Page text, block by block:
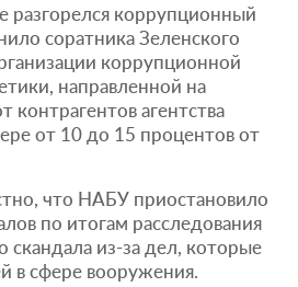
разгорелся коррупционный
соратника Зеленского
коррупционной
направленной на
контрагентов агентства
от 10 до 15 процентов от
что НАБУ приостановило
по итогам расследования
скандала из-за дел, которые
в сфере вооружения.